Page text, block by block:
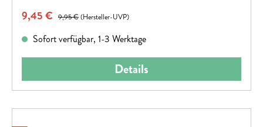
Verkaufspreis:
9,45 € Regulärer Preis:
9,95 €(Hersteller-UVP)
Sofort verfügbar, 1-3 Werktage
Details